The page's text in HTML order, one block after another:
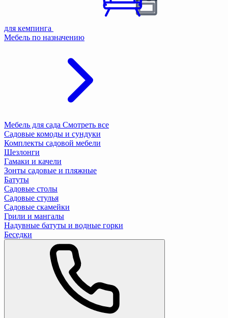
для кемпинга
Мебель по назначению
Мебель для сада Смотреть все
Садовые комоды и сундуки
Комплекты садовой мебели
Шезлонги
Гамаки и качели
Зонты садовые и пляжные
Батуты
Садовые столы
Садовые стулья
Садовые скамейки
Грили и мангалы
Надувные батуты и водные горки
Беседки